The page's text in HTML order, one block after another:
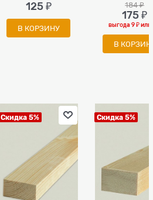
125 ₽
В КОРЗИНУ
184 ₽
175 ₽
выгода9 ₽или
В
Скидка 5% Скидка 5%